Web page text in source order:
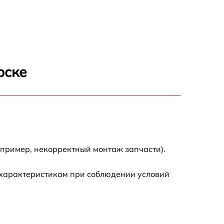
некорректный монтаж запчасти).
при соблюдении условий